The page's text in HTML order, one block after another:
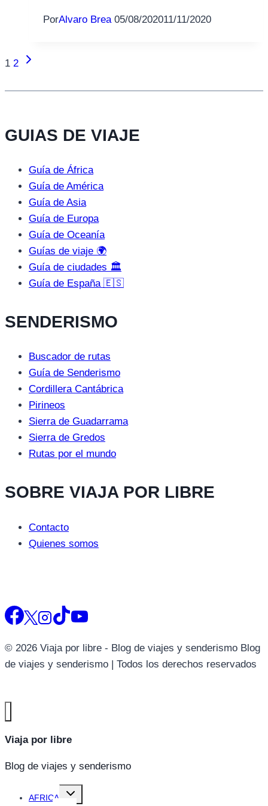
PorAlvaro Brea 05/08/202011/11/2020
Navegación
de
1 2
Siguiente
GUIAS DE VIAJE
Guía de África
Guía de América
Guía de Asia
Guía de Europa
Guía de Oceanía
Guías de viaje 🌍
Guía de ciudades 🏛️
Guía de España 🇪🇸
SENDERISMO
Buscador de rutas
Guía de Senderismo
Cordillera Cantábrica
Pirineos
Sierra de Guadarrama
Sierra de Gredos
Rutas por el mundo
SOBRE VIAJA POR LIBRE
Contacto
Quienes somos
© 2026 Viaja por libre - Blog de viajes y senderismo Blog
de viajes y senderismo | Todos los derechos reservados
Viaja por libre
Blog de viajes y senderismo
AFRICA
Alternar